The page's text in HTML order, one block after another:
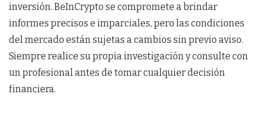
inversión. BeInCrypto se compromete a brindar
informes precisos e imparciales, pero las condiciones
del mercado están sujetas a cambios sin previo aviso.
Siempre realice su propia investigación y consulte con
un profesional antes de tomar cualquier decisión
financiera.